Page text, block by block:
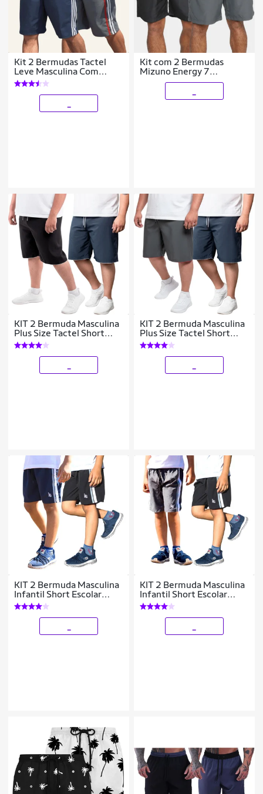
Kit 2 Bermudas Tactel
Leve Masculina Com
Listra Lateral
Kit com 2 Bermudas
Mizuno Energy 7
Masculina
KIT 2 Bermuda Masculina
Plus Size Tactel Short
Liso Esporte Praia
KIT 2 Bermuda Masculina
Plus Size Tactel Short
Liso Esporte Praia
KIT 2 Bermuda Masculina
Infantil Short Escolar
Tactel com Elastano
KIT 2 Bermuda Masculina
Infantil Short Escolar
Tactel com Elastano